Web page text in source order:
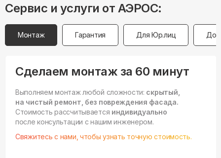
Сервис и услуги от АЭРОС:
Монтаж Гарантия Для Юр.лиц
Сделаем монтаж за 60 минут
Выполняем монтаж любой сложности: скрытый,
на чистый ремонт, без повреждения фасада.
Стоимость рассчитывается индивидуально
после консультации с нашим инженером.
Свяжитесь с нами, чтобы узнать точную стоимость.